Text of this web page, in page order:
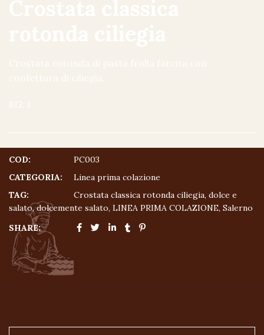
COD:
PC003
CATEGORIA:
Linea prima colazione
TAG:
Crostata classica rotonda ciliegia, dolce e
salato,dolcemente salato, LINEA PRIMA COLAZIONE, Salerno
SHARE: